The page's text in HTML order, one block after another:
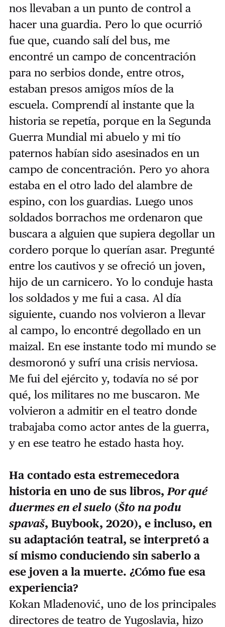
nos llevaban a un punto de control a
hacer una guardia. Pero lo que ocurrió
fue que, cuando salí del bus, me
encontré un campo de concentración
para no serbios donde, entre otros,
estaban presos amigos míos de la
escuela. Comprendí al instante que la
historia se repetía, porque en la Segunda
Guerra Mundial mi abuelo y mi tío
paternos habían sido asesinados en un
campo de concentración. Pero yo ahora
estaba en el otro lado del alambre de
espino, con los guardias. Luego unos
soldados borrachos me ordenaron que
buscara a alguien que supiera degollar un
cordero porque lo querían asar. Pregunté
entre los cautivos y se ofreció un joven,
hijo de un carnicero. Yo lo conduje hasta
los soldados y me fui a casa. Al día
siguiente, cuando nos volvieron a llevar
al campo, lo encontré degollado en un
maizal. En ese instante todo mi mundo se
desmoronó y sufrí una crisis nerviosa.
Me fui del ejército y, todavía no sé por
qué, los militares no me buscaron. Me
volvieron a admitir en el teatro donde
trabajaba como actor antes de la guerra,
y en ese teatro he estado hasta hoy.
Ha contado esta estremecedora
historia en uno de sus libros, Por qué
duermes en el suelo (Što na podu
spavaš, Buybook, 2020), e incluso, en
su adaptación teatral, se interpretó a
sí mismo conduciendo sin saberlo a
ese joven a la muerte. ¿Cómo fue esa
experiencia?
Kokan Mladenović, uno de los principales
directores de teatro de Yugoslavia, hizo